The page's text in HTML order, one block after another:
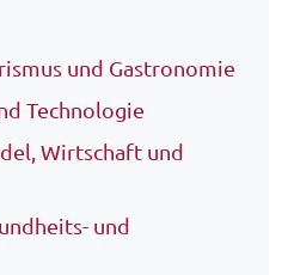
und Gastronomie
Technologie
Wirtschaft und
und